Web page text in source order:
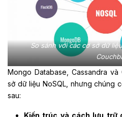
So sánh với các cơ sở dữ
Mongo Database, Cassandra
sở dữ liệu NoSQL, nhưng chúng
sau:
Kiến trúc và cách lưu trữ